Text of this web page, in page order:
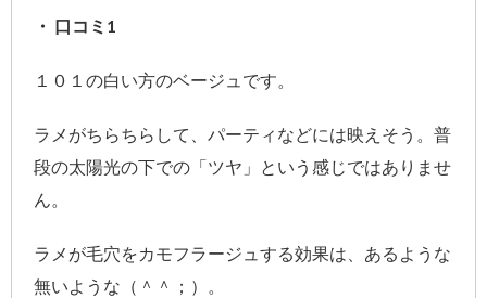
・ 口コミ1
１０１の白い方のベージュです。
ラメがちらちらして、パーティなどには映えそう。普
段の太陽光の下での「ツヤ」という感じではありませ
ん。
ラメが毛穴をカモフラージュする効果は、あるような
無いような（＾＾；）。